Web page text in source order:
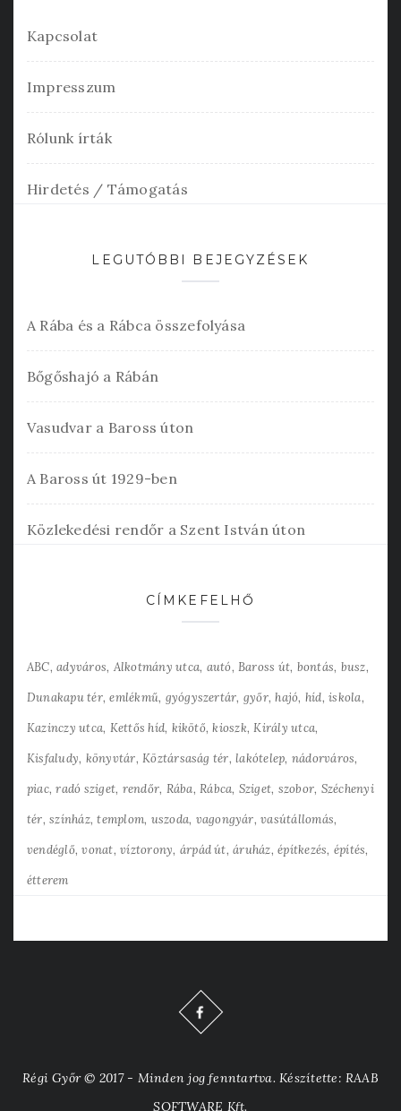
Kapcsolat
Impresszum
Rólunk írták
Hirdetés / Támogatás
LEGUTÓBBI BEJEGYZÉSEK
A Rába és a Rábca összefolyása
Bőgőshajó a Rábán
Vasudvar a Baross úton
A Baross út 1929-ben
Közlekedési rendőr a Szent István úton
CÍMKEFELHŐ
ABC adyváros Alkotmány utca autó Baross út bontás busz
Dunakapu tér emlékmű gyógyszertár győr hajó híd iskola
Kazinczy utca Kettős híd kikötő kioszk Király utca
Kisfaludy könyvtár Köztársaság tér lakótelep nádorváros
piac radó sziget rendőr Rába Rábca Sziget szobor Széchenyi
tér színház templom uszoda vagongyár vasútállomás
vendéglő vonat víztorony árpád út áruház építkezés építés
étterem
Régi Győr © 2017 - Minden jog fenntartva. Készítette: RAAB
SOFTWARE Kft.